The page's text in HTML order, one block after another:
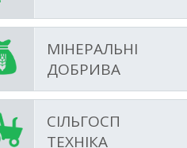
МІНЕРАЛЬНІ
ДОБРИВА
СІЛЬГОСП
ТЕХНІКА